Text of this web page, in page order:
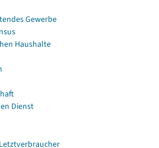
Gewerbe
Haushalte
Dienst